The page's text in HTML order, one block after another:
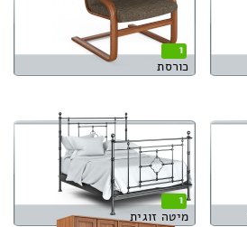
1
כורסת
1
מיטה זוגית